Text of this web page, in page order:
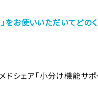
」をお使いいただいてどの
メドシェア「小分け機能サ